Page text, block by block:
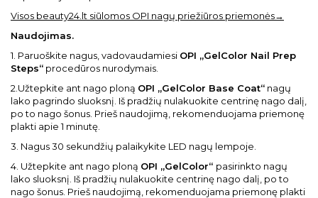
Visos beauty24.lt siūlomos OPI nagų priežiūros priemonės→
Naudojimas.
1. Paruoškite nagus, vadovaudamiesi OPI „GelColor Nail Prep
Steps“ procedūros nurodymais.
2.Užtepkite ant nago ploną OPI „GelColor Base Coat“ nagų
lako pagrindo sluoksnį. Iš pradžių nulakuokite centrinę nago dalį,
po to nago šonus. Prieš naudojimą, rekomenduojama priemonę
plakti apie 1 minutę.
3. Nagus 30 sekundžių palaikykite LED nagų lempoje.
4. Užtepkite ant nago ploną OPI „GelColor“ pasirinkto nagų
lako sluoksnį. Iš pradžių nulakuokite centrinę nago dalį, po to
nago šonus. Prieš naudojimą, rekomenduojama priemonę plakti